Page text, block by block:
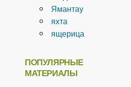
Ямантау
яхта
ящерица
ПОПУЛЯРНЫЕ
МАТЕРИАЛЫ